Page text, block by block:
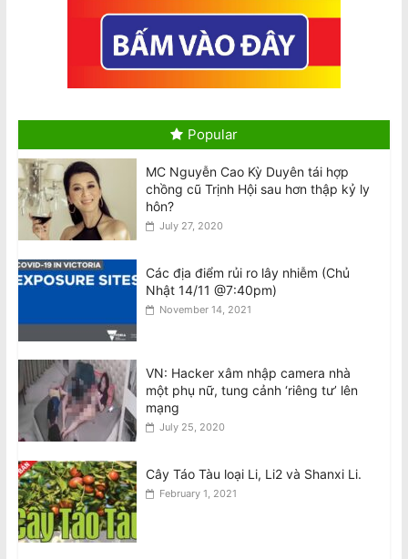
August 8, 2026
Pauline Hanson sẽ ngăn chặn ‘thợ nail
và tài xế Uber’
August 8, 2026
Các thiếu niên liên quan đến vụ tấn
được tại ngoại
August 8, 2026
August 8, 2026
August 8, 2026
Đàn ông bị buộc tội sau cái chết của
phụ nữ gốc Việt ở Fitzroy North
Popular
MC Nguyễn Cao Kỳ Duyên tái hợp
chồng cũ Trịnh Hội sau hơn thập kỷ ly
hôn?
July 27, 2020
Các địa điểm rủi ro lây nhiễm (Chủ
Nhật 14/11 @7:40pm)
November 14, 2021
VN: Hacker xâm nhập camera nhà
một phụ nữ, tung cảnh ‘riêng tư’ lên
mạng
July 25, 2020
Cây Táo Tàu loại Li, Li2 và Shanxi Li.
February 1, 2021